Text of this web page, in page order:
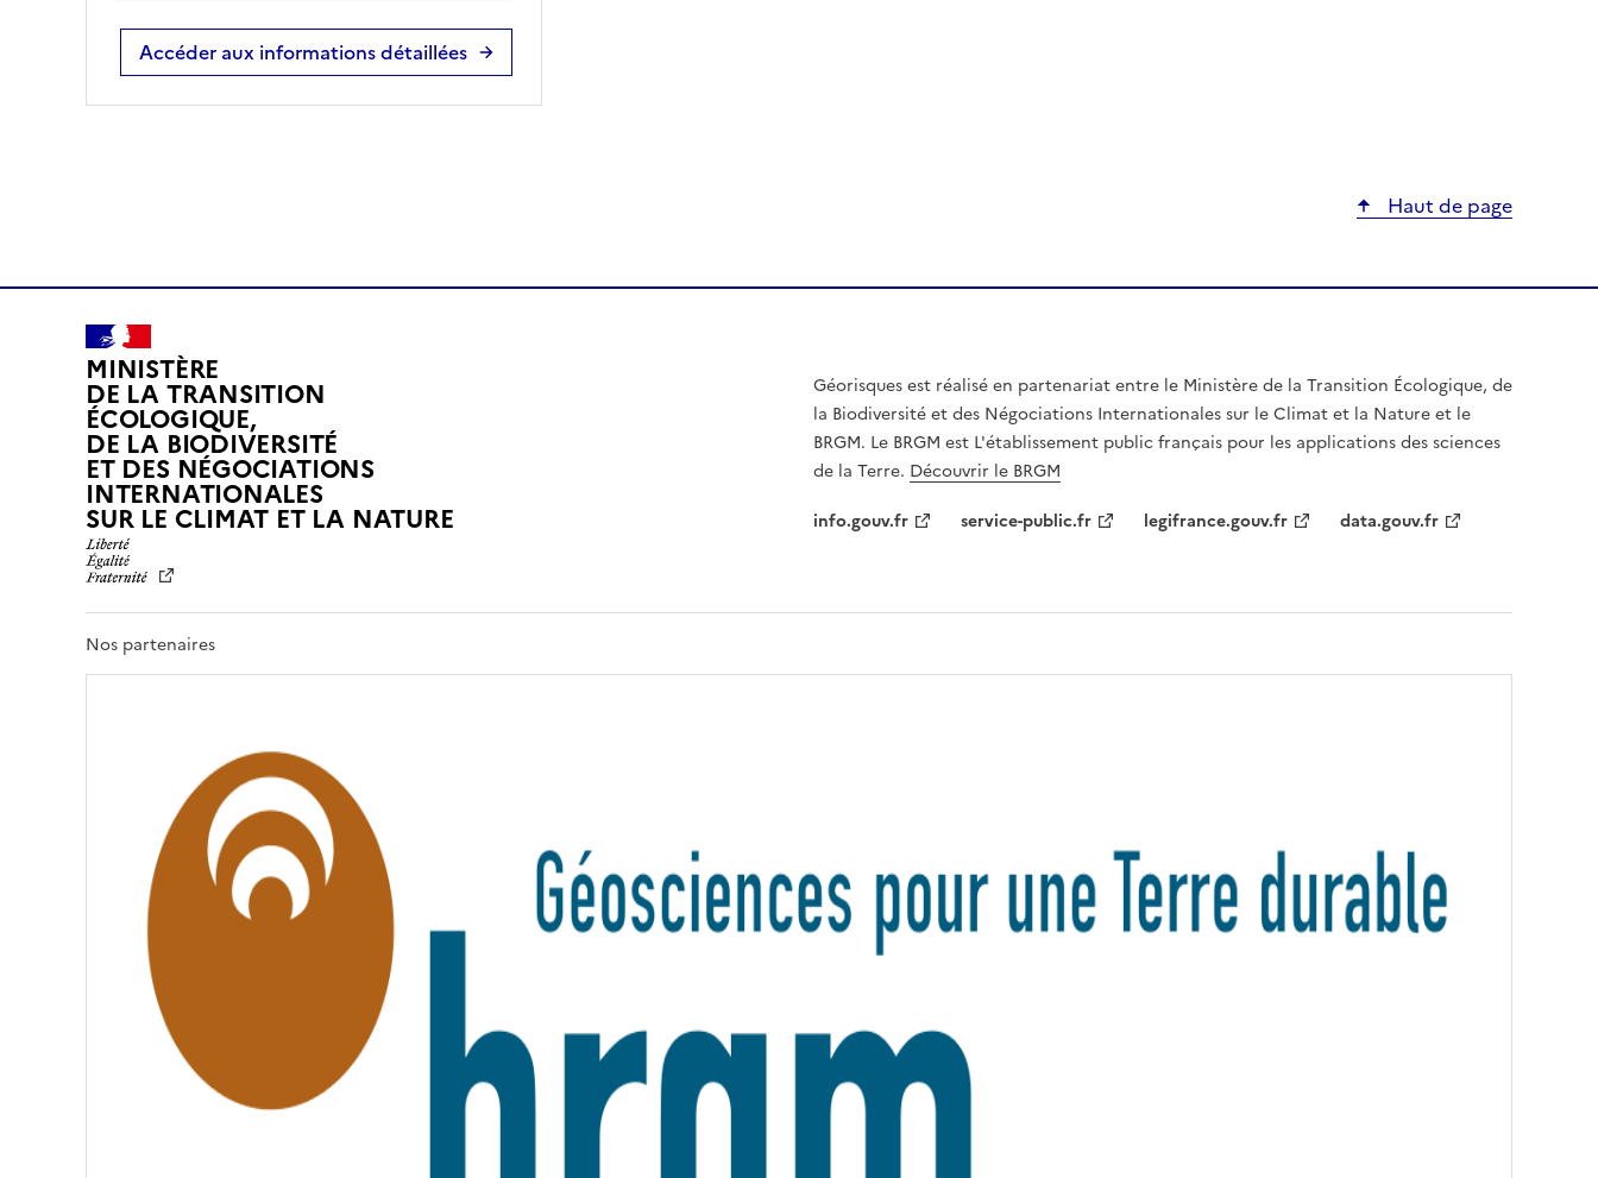
Accéder aux informations détaillées
Haut de page
MINISTÈRE
DE LA TRANSITION
ÉCOLOGIQUE,
DE LA BIODIVERSITÉ
ET DES NÉGOCIATIONS
INTERNATIONALES
SUR LE CLIMAT ET LA NATUREL
R
É
R
R
N
T
Géorisques est réalisé en partenariat entre le Ministère de la Transition Écologique, de
la Biodiversité et des Négociations Internationales sur le Climat et la Nature et le
BRGM. Le BRGM est L'établissement public français pour les applications des sciences
de la Terre. Découvrir le BRGM
info.gouv.fr
service-public.fr legifrance.gouv.fr data.gouv.fr
Nos partenaires